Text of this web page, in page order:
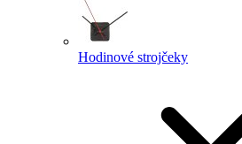
Hodinové strojčeky